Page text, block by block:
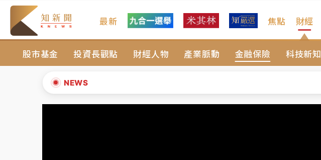
最新 焦點 財經
股市基金 投資長觀點 財經人物 產業脈動 金融保險 科技新知
NEWS
中颱白海豚進逼！台北喜來登圍籬傾倒砸傷人 民權西路鷹架倒塌壓2車
有片｜ 白海豚暴風圈逼近！新北淡水赫見龍捲風 榕樹連根拔起
中颱白海豚風雨來了！中部以北防豪雨 今晚、明天影響最劇烈